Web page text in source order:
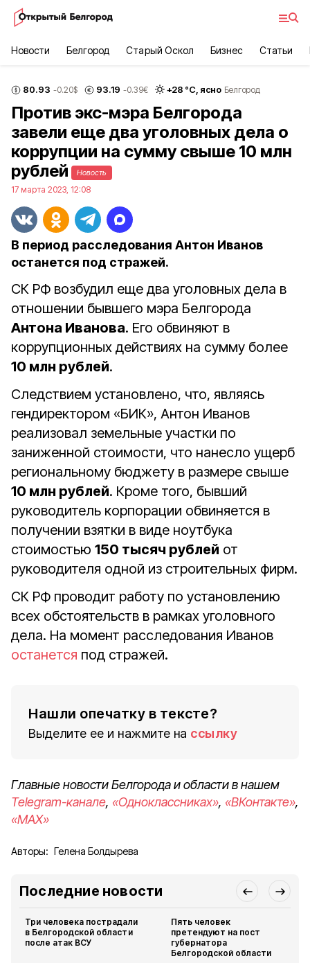
Новости Белгород Старый Оскол Бизнес Статьи
80.93 -0.20$ 93.19 -0.39€ +28 °С, ясно Белгород
Против экс-мэра Белгорода
завели еще два уголовных дела о
коррупции на сумму свыше 10 млн
рублей
Новость
17 марта 2023, 12:08
В период расследования Антон Иванов
останется под стражей.
СК РФ возбудил еще два уголовных дела в
отношении бывшего мэра Белгорода
Антона Иванова. Его обвиняют в
коррупционных действиях на сумму более
10 млн рублей.
Следствием установлено, что, являясь
гендиректором «БИК», Антон Иванов
реализовал земельные участки по
заниженной стоимости, что нанесло ущерб
региональному бюджету в размере свыше
10 млн рублей. Кроме того, бывший
руководитель корпорации обвиняется в
получении взятки в виде ноутбука
стоимостью 150 тысяч рублей от
руководителя одной из строительных фирм.
СК РФ проводит работу по установлению
всех обстоятельств в рамках уголовного
дела. На момент расследования Иванов
останется под стражей.
Нашли опечатку в тексте?
Выделите ее и нажмите на ссылку
Главные новости Белгорода и области в нашем
Telegram-канале, «Одноклассниках», «ВКонтакте»,
«MAX»
Авторы: Гелена Болдырева
Последние новости
Три человека пострадали
в Белгородской области
после атак ВСУ
Пять человек
претендуют на пост
губернатора
Белгородской области